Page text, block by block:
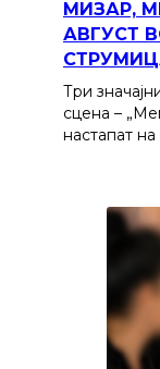
МИЗАР,
АВГУСТ
Три
сцена –
настапат на